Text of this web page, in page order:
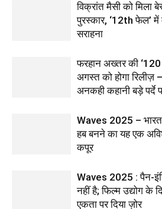
विक्रांत मैसी को मिला
पुरस्कार, ‘12th फेल’ में
सराहना
फरहान अख्तर की ‘120
अगस्त को होगा रिलीज़
अनकही कहानी बड़े पर्दे
Waves 2025 –
हब बनने का यह एक
कपूर
Waves 2025 : पैन-
नहीं है; फिल्म उद्योग के
एकता पर दिया ज़ोर